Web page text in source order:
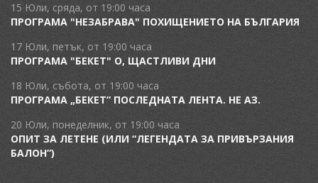
15 Юли, сряда, от 19:00 часа
ПРОГРАМА "НЕЗАБРАВА" ПОХИЩЕНИЕТО НА БЪЛГАРИЯ
17 Юли, петък, от 19:00 часа
ПРОГРАМА "БЕКЕТ" О, ЩАСТЛИВИ ДНИ
18 Юли, събота, от 19:00 часа
ПРОГРАМА „БЕКЕТ” ПОСЛЕДНАТА ЛЕНТА. НЕ АЗ.
20 Юли, понеделник, от 19:00 часа
ОПИТ ЗА ЛЕТЕНЕ (ИЛИ “ЛЕГЕНДАТА ЗА ПРИВЪРЗАНИЯ
БАЛОН”)